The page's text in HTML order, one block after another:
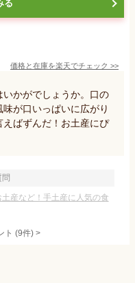
る
価格と在庫を楽天でチェック >>
かがでしょうか。口の
が口いっぱいに広がり
ばずんだ！お土産にぴ
産など！手土産に人気の食
ト (9件) >